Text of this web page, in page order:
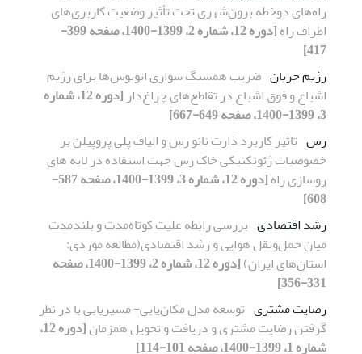
راه‌های دوخطه برون‌شهری تحت تأثیر وضعیت کاربری‌های
اطراف راه
[دوره 12، شماره 2، 1399-1400، صفحه 399-
417]
رژیم جریان ضریب همسنگ سواری اتوبوس‌ها برای رژیم
اشباع و فوق اشباع در تقاطع‌های چراغ‌دار
[دوره 12، شماره
3، 1399-1400، صفحه 649-667]
رس تاثیر کاربرد ذارت نانو رس و الیاف پلی پروپیلن بر
خصوصیات ژئوتکنیکی خاک رس جهت استفاده در لایه های
روسازی راه
[دوره 12، شماره 3، 1399-1400، صفحه 587-
608]
رشد اقتصادی بررسی رابطه علیت کوتاه‌مدت و بلندمدت
میان حمل‌ونقل هوایی و رشد اقتصادی(مطالعه موردی:
استان‌های ایران)
[دوره 12، شماره 2، 1399-1400، صفحه
331-356]
رضایت مشتری توسعه مدل مکان‌یابی- مسیریابی با در نظر
گرفتن رضایت مشتری و دریافت و تحویل همزمان
[دوره 12،
شماره 1، 1399-1400، صفحه 101-114]